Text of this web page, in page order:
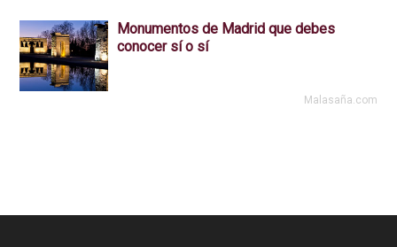
Monumentos de Madrid que debes
conocer sí o sí
Malasaña.com